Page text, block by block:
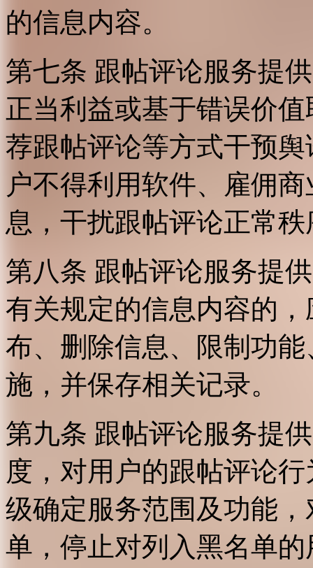
的信息内容。
第七条 跟帖评论服务提
正当利益或基于错误价
荐跟帖评论等方式干预
户不得利用软件、雇佣
息，干扰跟帖评论正常
第八条 跟帖评论服务提
有关规定的信息内容的
布、删除信息、限制功
施，并保存相关记录。
第九条 跟帖评论服务提
度，对用户的跟帖评论
级确定服务范围及功能
单，停止对列入黑名单